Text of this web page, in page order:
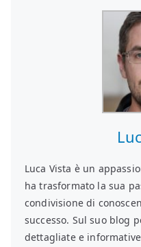
Luca Vista è un
ha trasformato la sua
condivisione di
successo. Sul suo blog
dettagliate e